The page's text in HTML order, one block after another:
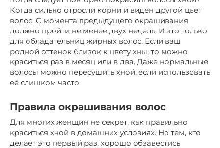
Когда сильно отросли корни и виден другой цвет
волос. С момента предыдущего окрашивания
должно пройти не менее двух недель. И это только
для обладательниц жирных волос. Если ваш
родной оттенок близок к цвету хны, то можно
краситься раз в месяц или в два. Даже нормальные
волосы можно пересушить хной, если использовать
её слишком часто.
Правила окрашивания волос
Для многих женщин не секрет, как правильно
краситься хной в домашних условиях. Но тем, кто
делает это первый раз, хорошо обзавестись